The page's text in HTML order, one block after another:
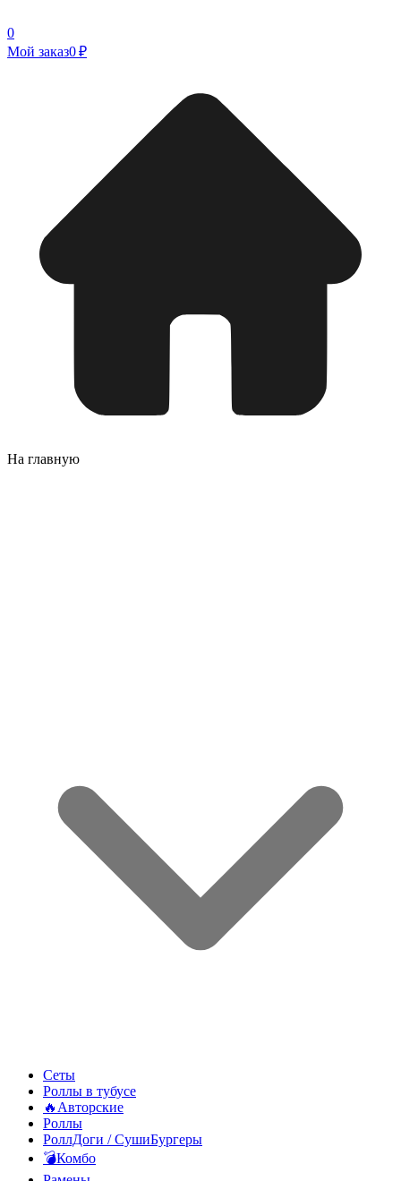
0
Мой заказ0 ₽
На главную
Сеты
Роллы в тубусе
🔥Авторские
Роллы
РоллДоги / СушиБургеры
💣Комбо